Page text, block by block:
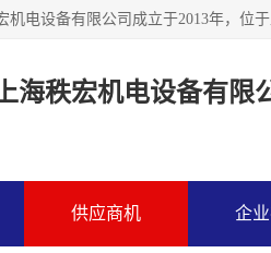
海秩宏机电设备有限
供应商机 企